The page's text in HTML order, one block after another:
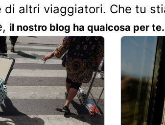
altri viaggiatori. Che tu
il nostro blog ha qualcosa per te.